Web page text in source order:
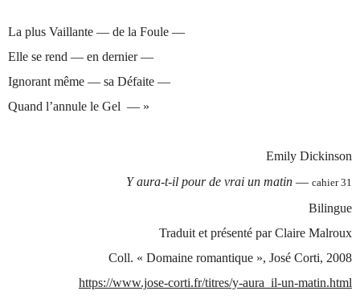
La plus Vaillante — de la Foule —
Elle se rend — en dernier —
Ignorant même — sa Défaite —
Quand l’annule le Gel — »
Emily Dickinson
Y aura-t-il pour de vrai un matin — cahier 31
Bilingue
Traduit et présenté par Claire Malroux
Coll. « Domaine romantique », José Corti, 2008
https://www.jose-corti.fr/titres/y-aura_il-un-matin.html